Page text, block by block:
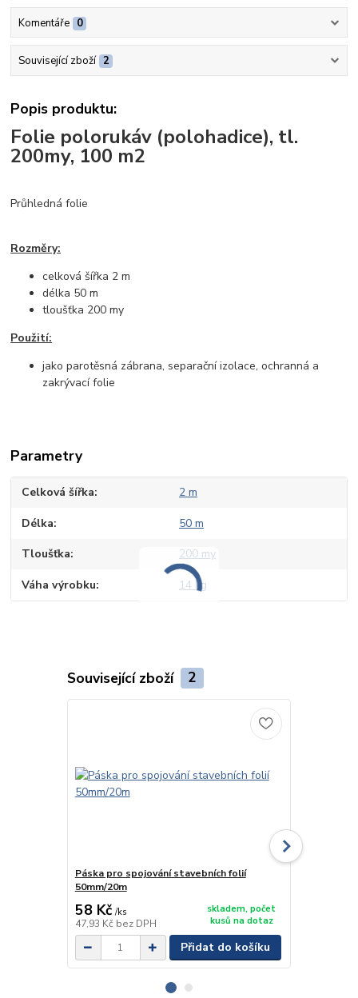
Komentáře 0
Související zboží 2
Popis produktu:
Folie polorukáv (polohadice), tl.
200my, 100 m2
Průhledná folie
Rozměry:
celková šířka 2 m
délka 50 m
tloušťka 200 my
Použití:
jako parotěsná zábrana, separační izolace, ochranná a
zakrývací folie
Parametry
Celková šířka 2 m
Délka 50 m
Tloušťka 200 my
Váha výrobku 14 kg
Související zboží 2
Páska pro spojování stavebních folií
50mm/20m
58 Kč /ks
47,93 Kč bez DPH
skladem, počet
kusů na dotaz
Přidat do košíku